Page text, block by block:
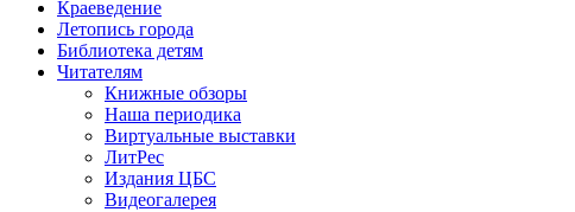
Краеведение
Летопись города
Библиотека детям
Читателям
Книжные обзоры
Наша периодика
Виртуальные выставки
ЛитРес
Издания ЦБС
Видеогалерея